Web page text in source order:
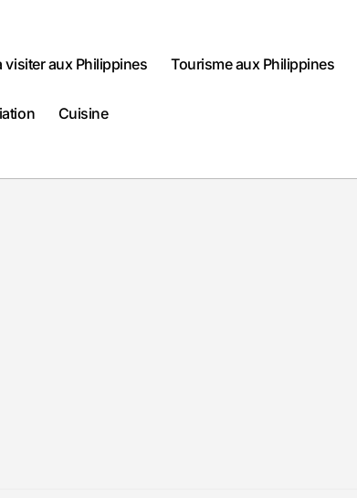
visiter aux Philippines
Tourisme aux Philippines
Cuisine